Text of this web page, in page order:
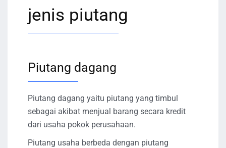
jenis piutang
Piutang dagang
Piutang dagang yaitu piutang yang timbul
sebagai akibat menjual barang secara kredit
dari usaha pokok perusahaan.
Piutang usaha berbeda dengan piutang